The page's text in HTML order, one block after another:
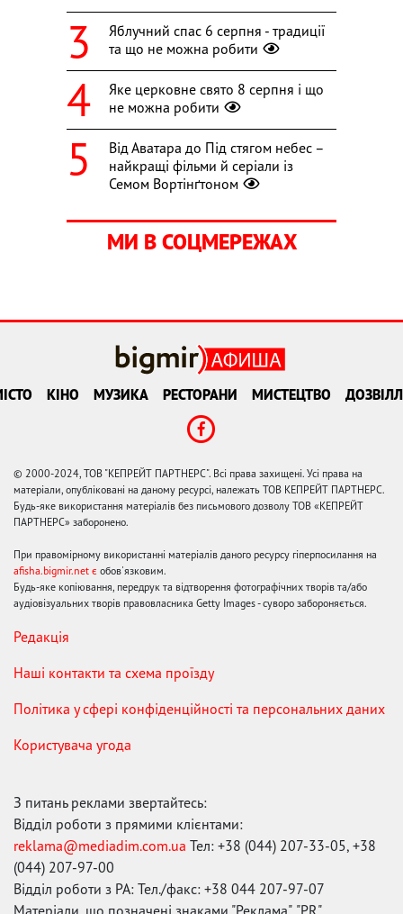
Яблучний спас 6 серпня - традиції
та що не можна робити
Яке церковне свято 8 серпня і що
не можна робити
Від Аватара до Під стягом небес –
найкращі фільми й серіали із
Семом Вортінґтоном
МИ В СОЦМЕРЕЖАХ
КІНО МУЗИКА РЕСТОРАНИ МИСТЕЦТВО
© 2000-2024, ТОВ "КЕПРЕЙТ ПАРТНЕРС". Всі права захищені. Усі права на
матеріали, опубліковані на даному ресурсі, належать ТОВ КЕПРЕЙТ ПАРТНЕРС.
Будь-яке використання матеріалів без письмового дозволу ТОВ «КЕПРЕЙТ
ПАРТНЕРС» заборонено.
При правомірному використанні матеріалів даного ресурсу гіперпосилання на
afisha.bigmir.net є обов'язковим.
Будь-яке копіювання, передрук та відтворення фотографічних творів та/або
аудіовізуальних творів правовласника Getty Images - суворо забороняється.
Редакція
Наші контакти та схема проїзду
Політика у сфері конфіденційності та персональних даних
Користувача угода
З питань реклами звертайтесь:
Відділ роботи з прямими клієнтами:
reklama@mediadim.com.ua Тел: +38 (044) 207-33-05, +38
(044) 207-97-00
Відділ роботи з РА: Тел./факс: +38 044 207-97-07
Матеріали, що позначені знаками "Реклама", "PR",